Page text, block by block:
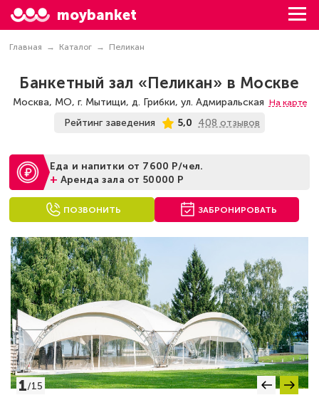
moybanket
Главная Каталог Пеликан
Банкетный зал «Пеликан» в Москве
Москва, МО, г. Мытищи, д. Грибки, ул. Адмиральская На карте
Рейтинг заведения 5,0 408 отзывов
Еда и напитки от 7600 Р/чел.
+ Аренда зала от 50000 Р
ПОЗВОНИТЬ ЗАБРОНИРОВАТЬ
1/15